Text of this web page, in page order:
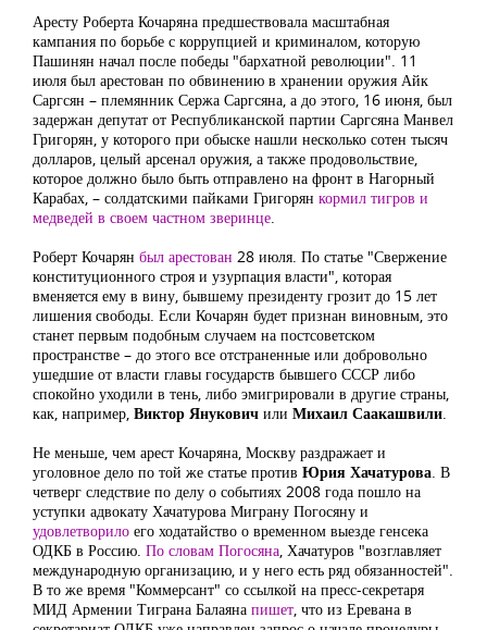
Аресту Роберта Кочаряна предшествовала масштабная
кампания по борьбе с коррупцией и криминалом, которую
Пашинян начал после победы "бархатной революции". 11
июля был арестован по обвинению в хранении оружия Айк
Саргсян – племянник Сержа Саргсяна, а до этого, 16 июня, был
задержан депутат от Республиканской партии Саргсяна Манвел
Григорян, у которого при обыске нашли несколько сотен тысяч
долларов, целый арсенал оружия, а также продовольствие,
которое должно было быть отправлено на фронт в Нагорный
Карабах, – солдатскими пайками Григорян кормил тигров и
медведей в своем частном зверинце.
Роберт Кочарян был арестован 28 июля. По статье "Свержение
конституционного строя и узурпация власти", которая
вменяется ему в вину, бывшему президенту грозит до 15 лет
лишения свободы. Если Кочарян будет признан виновным, это
станет первым подобным случаем на постсоветском
пространстве – до этого все отстраненные или добровольно
ушедшие от власти главы государств бывшего СССР либо
спокойно уходили в тень, либо эмигрировали в другие страны,
как, например, Виктор Янукович или Михаил Саакашвили.
Не меньше, чем арест Кочаряна, Москву раздражает и
уголовное дело по той же статье против Юрия Хачатурова. В
четверг следствие по делу о событиях 2008 года пошло на
уступки адвокату Хачатурова Миграну Погосяну и
удовлетворило его ходатайство о временном выезде генсека
ОДКБ в Россию. По словам Погосяна, Хачатуров "возглавляет
международную организацию, и у него есть ряд обязанностей".
В то же время "Коммерсант" со ссылкой на пресс-секретаря
МИД Армении Тиграна Балаяна пишет, что из Еревана в